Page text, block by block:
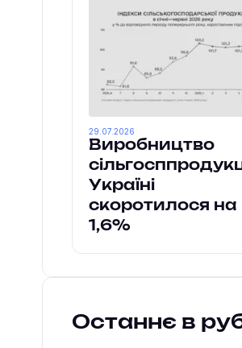
Виробництво
Україні
скоротилося на
1,6%
29.07.2026
Останнє в